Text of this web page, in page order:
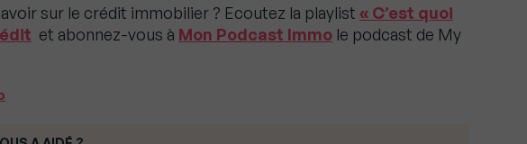
sur le crédit immobilier ? Ecoutez la playlist « C’est quoi
et abonnez-vous à Mon Podcast Immo le podcast de My